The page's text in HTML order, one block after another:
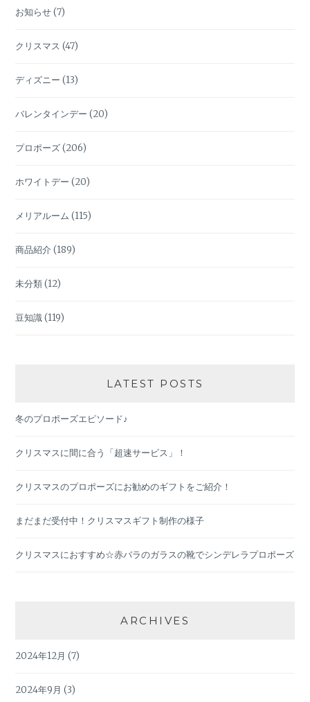
お知らせ(7)
クリスマス (47)
ディズニー (13)
バレンタインデー (20)
プロポーズ(206)
ホワイトデー (20)
メリアルーム (115)
商品紹介 (189)
未分類(12)
豆知識(119)
LATEST POSTS
冬のプロポーズエピソード♪
クリスマスに間に合う「超速サービス」！
クリスマスのプロポーズにお勧めのギフトをご紹介！
まだまだ受付中！クリスマスギフト制作の様子
クリスマスにおすすめ☆赤バラのガラスの靴でシンデレラプロポーズ
ARCHIVES
2024年12月 (7)
2024年9月 (3)